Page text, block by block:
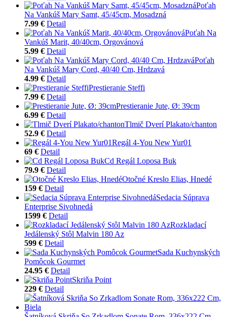
Poťah
Na Vankúš Mary Samt, 45/45cm, Mosadzná
7.99 € Detail
Poťah Na
Vankúš Marit, 40/40cm, Orgovánová
5.99 € Detail
Poťah
Na Vankúš Mary Cord, 40/40 Cm, Hrdzavá
4.99 € Detail
Prestieranie Steffi
7.99 € Detail
Prestieranie Jute, Ø: 39cm
6.99 € Detail
Tlmič Dverí Plakato/chanton
52.9 € Detail
Regál 4-You New Yur01
69 € Detail
Cd Regál Loposa Buk
79.9 € Detail
Otočné Kreslo Elias, Hnedé
159 € Detail
Sedacia Súprava
Enterprise Sivohnedá
1599 € Detail
Rozkladací
Jedálenský Stôl Malvin 180 Az
599 € Detail
Sada Kuchynských
Pomôcok Gourmet
24.95 € Detail
Skriňa Point
229 € Detail